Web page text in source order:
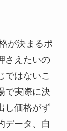
が決まるポ
さえたいの
ではないこ
で実際に決
し価格がず
データ、自